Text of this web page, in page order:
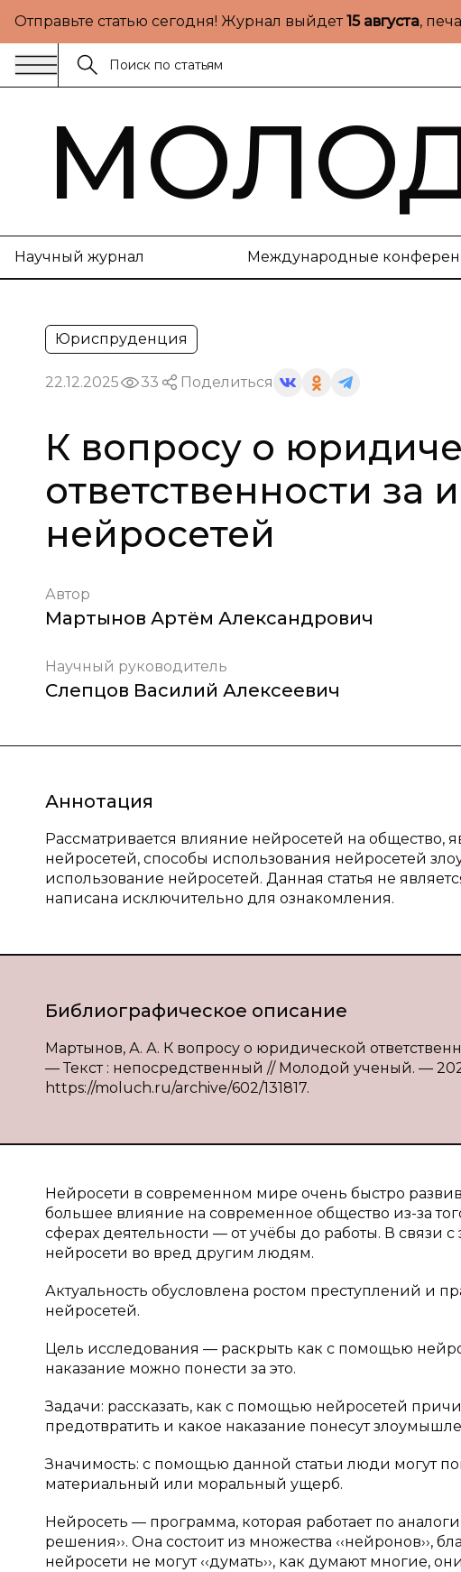
Отправьте статью сегодня! Журнал выйдет15 августа,
Научный журнал Международные
Юриспруденция
22.12.2025 33 Поделиться
К вопросу о
ответственности за
нейросетей
Автор
Мартынов Артём Александрович
Научный руководитель
Слепцов Василий Алексеевич
Аннотация
Рассматривается влияние нейросетей на
нейросетей, способы использования нейросетей
использование нейросетей. Данная статья не
написана исключительно для ознакомления.
Библиографическое описание
Мартынов, А. А. К вопросу о юридической
— Текст : непосредственный // Молодой ученый. —
https://moluch.ru/archive/602/131817.
Нейросети в современном мире очень быстро
большее влияние на современное общество из-за
сферах деятельности — от учёбы до работы. В связи
нейросети во вред другим людям.
Актуальность обусловлена ростом преступлений
нейросетей.
Цель исследования — раскрыть как с помощью
наказание можно понести за это.
Задачи: рассказать, как с помощью нейросетей
предотвратить и какое наказание понесут
Значимость: с помощью данной статьи люди могут
материальный или моральный ущерб.
Нейросеть — программа, которая работает по
решения››. Она состоит из множества ‹‹нейронов››,
нейросети не могут ‹‹думать››, как думают